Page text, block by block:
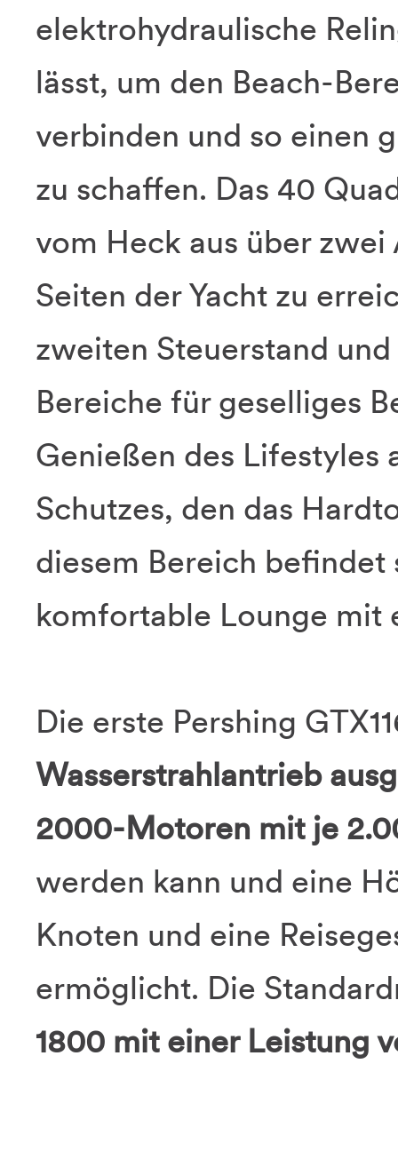
elektrohydraulische
lässt, um den Beach-
verbinden und so einen
zu schaffen. Das 40
vom Heck aus über
Seiten der Yacht zu
zweiten Steuerstand
Bereiche für geselliges
Genießen des Lifestyles
Schutzes, den das
diesem Bereich
komfortable Lounge mit
Die erste Pershing
Wasserstrahlantrieb
2000-Motoren mit je
werden kann und eine
Knoten und eine
ermöglicht. Die
1800 mit einer Leistung